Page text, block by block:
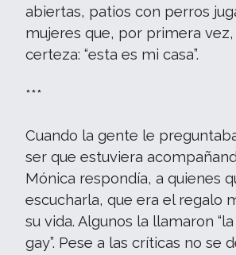
abiertas, patios con perros
mujeres que, por primera
certeza: “esta es mi casa”.
***
Cuando la gente le
ser que estuviera
Mónica respondía, a quienes
escucharla, que era el regalo
su vida. Algunos la llamaron
gay”. Pese a las críticas no se